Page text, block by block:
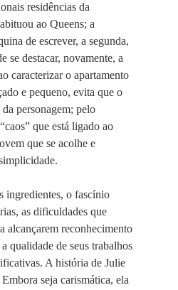
residências da
ao Queens; a
de escrever, a segunda,
se destacar, novamente, a
caracterizar o apartamento
e pequeno, evita que o
personagem; pelo
que está ligado ao
que se acolhe e
ingredientes, o fascínio
as dificuldades que
alcançarem reconhecimento
qualidade de seus trabalhos
A história de Julie
seja carismática, ela